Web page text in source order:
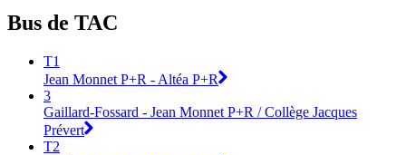
Bus de TAC
T1
Jean Monnet P+R - Altéa P+R
3
Gaillard-Fossard - Jean Monnet P+R / Collège Jacques
Prévert
T2